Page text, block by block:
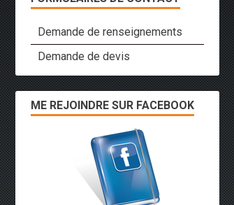
Demande de renseignements
Demande de devis
ME REJOINDRE SUR FACEBOOK